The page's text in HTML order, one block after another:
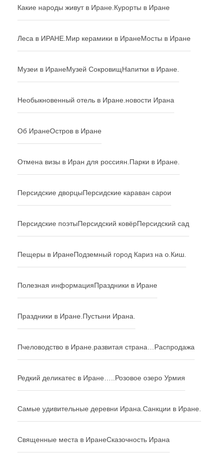
Какие народы живут в Иране. Курорты в Иране
Леса в ИРАНЕ. Мир керамики в ИранеМосты в Иране
Музеи в ИранеМузей СокровищНапитки в Иране.
Необыкновенный отель в Иране. новости Ирана
Об ИранеОстров в Иране
Отмена визы в Иран для россиян. Парки в Иране.
Персидские дворцыПерсидские караван сарои
Персидские поэтыПерсидский ковёрПерсидский сад
Пещеры в ИранеПодземный город Кариз на о.Киш.
Полезная информацияПраздники в Иране
Праздники в Иране. Пустыни Ирана.
Пчеловодство в Иране. развитая страна… Распродажа
Редкий деликатес в Иране….. Розовое озеро Урмия
Самые удивительные деревни Ирана. Санкции в Иране.
Священные места в ИранеСказочность Ирана